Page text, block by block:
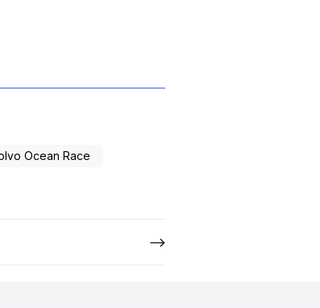
Ocean Race